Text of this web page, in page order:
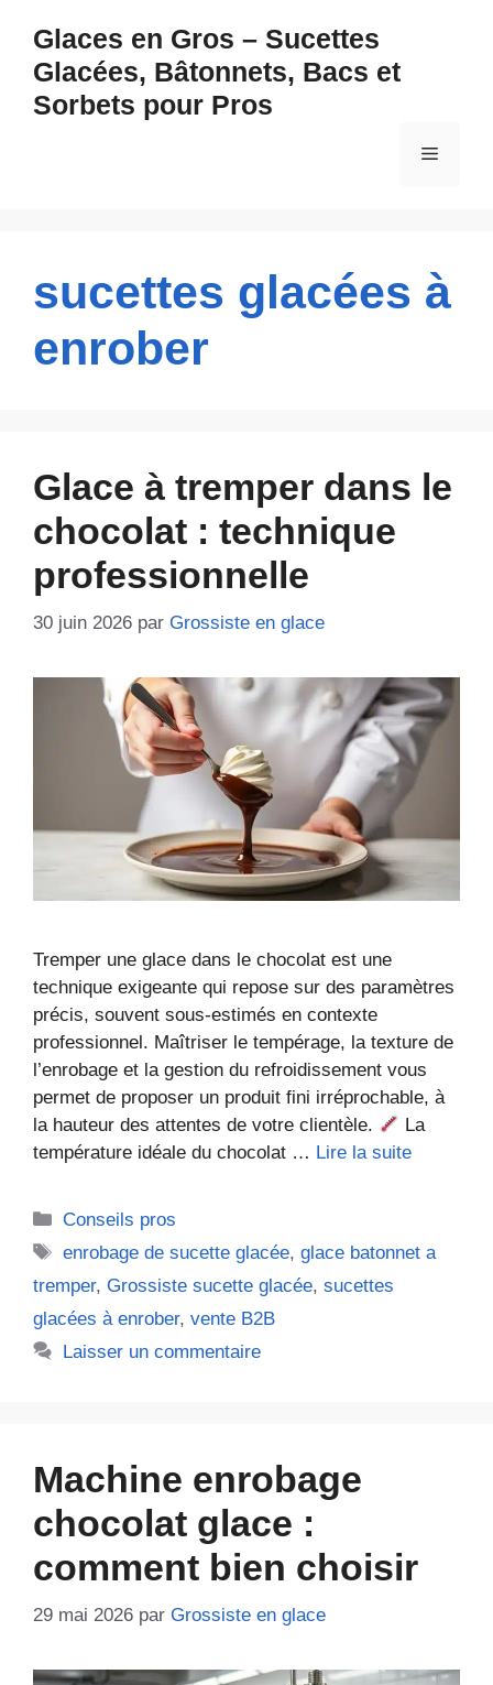
contenu
Glaces en Gros – Sucettes
Glacées, Bâtonnets, Bacs et
Sorbets pour Pros
Menu
sucettes glacées à
enrober
Glace à tremper dans le
chocolat : technique
professionnelle
30 juin 2026 par Grossiste en glace
Tremper une glace dans le chocolat est une
technique exigeante qui repose sur des paramètres
précis, souvent sous-estimés en contexte
professionnel. Maîtriser le tempérage, la texture de
l’enrobage et la gestion du refroidissement vous
permet de proposer un produit fini irréprochable, à
la hauteur des attentes de votre clientèle.
La
température idéale du chocolat … Lire la suite
Catégories
Conseils pros
Étiquettes
enrobage de sucette glacée,glace batonnet a
tremper, Grossiste sucette glacée, sucettes
glacées à enrober, vente B2B
Laisser un commentaire
Machine enrobage
chocolat glace :
comment bien choisir
29 mai 2026 par Grossiste en glace